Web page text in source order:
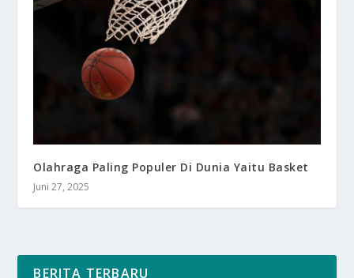
Olahraga Paling Populer Di Dunia Yaitu Basket
Juni 27, 2025
BERITA TERBARU